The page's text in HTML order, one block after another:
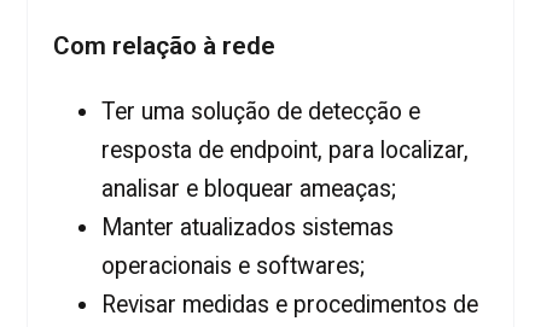
Com relação à rede
Ter uma solução de detecção e
resposta de endpoint, para localizar,
analisar e bloquear ameaças;
Manter atualizados sistemas
operacionais e softwares;
Revisar medidas e procedimentos de